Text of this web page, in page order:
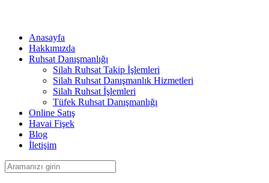
Anasayfa
Hakkımızda
Ruhsat Danışmanlığı
Silah Ruhsat Takip İşlemleri
Silah Ruhsat Danışmanlık Hizmetleri
Silah Ruhsat İşlemleri
Tüfek Ruhsat Danışmanlığı
Online Satış
Havai Fişek
Blog
İletişim